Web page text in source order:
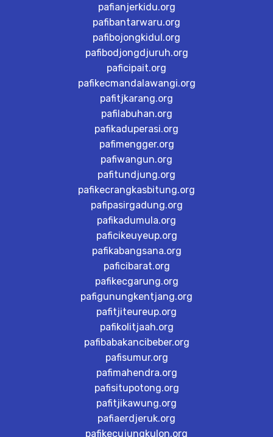
pafianjerkidu.org
pafibantarwaru.org
pafibojongkidul.org
pafibodjongdjuruh.org
paficipait.org
pafikecmandalawangi.org
pafitjkarang.org
pafilabuhan.org
pafikaduperasi.org
pafimengger.org
pafiwangun.org
pafitundjung.org
pafikecrangkasbitung.org
pafipasirgadung.org
pafikadumula.org
paficikeuyeup.org
pafikabangsana.org
paficibarat.org
pafikecgarung.org
pafigunungkentjang.org
pafitjiteureup.org
pafikolitjaah.org
pafibabakancibeber.org
pafisumur.org
pafimahendra.org
pafisitupotong.org
pafitjikawung.org
pafiaerdjeruk.org
pafikecujungkulon.org